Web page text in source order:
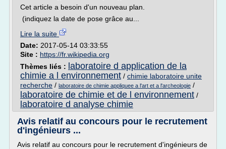
Cet article a besoin d'un nouveau plan.
(indiquez la date de pose grâce au...
Lire la suite
Date: 2017-05-14 03:33:55
Site : https://fr.wikipedia.org
Thèmes liés : laboratoire d application de la
chimie a l environnement / chimie laboratoire unite
recherche / laboratoire de chimie appliquee a l'art et a l'archeologie /
laboratoire de chimie et de l environnement /
laboratoire d analyse chimie
Avis relatif au concours pour le recrutement
d'ingénieurs ...
Avis relatif au concours pour le recrutement d'ingénieurs de